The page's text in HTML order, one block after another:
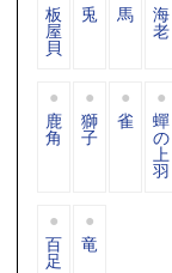
板
屋
貝
兎 馬 海
老
鹿
角
獅
子
雀 蟬
の
上
羽
百
足
竜